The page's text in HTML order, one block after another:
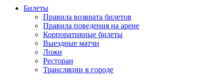
Билеты
Правила возврата билетов
Правила поведения на арене
Корпоративные билеты
Выездные матчи
Ложи
Ресторан
Трансляции в городе